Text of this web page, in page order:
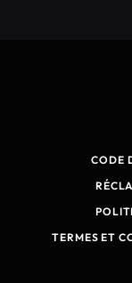
CODE
TERMES ET